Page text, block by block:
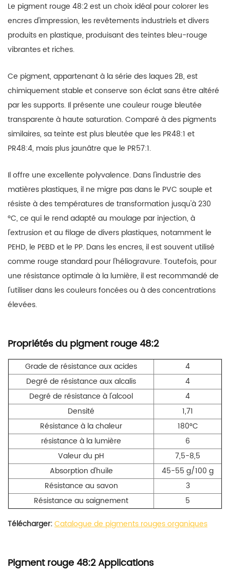
Le pigment rouge 48:2 est un choix idéal pour colorer les
encres d'impression, les revêtements industriels et divers
produits en plastique, produisant des teintes bleu-rouge
vibrantes et riches.
Ce pigment, appartenant à la série des laques 2B, est
chimiquement stable et conserve son éclat sans être altéré
par les supports. Il présente une couleur rouge bleutée
transparente à haute saturation. Comparé à des pigments
similaires, sa teinte est plus bleutée que les PR48:1 et
PR48:4, mais plus jaunâtre que le PR57:1.
Il offre une excellente polyvalence. Dans l'industrie des
matières plastiques, il ne migre pas dans le PVC souple et
résiste à des températures de transformation jusqu'à 230
°C, ce qui le rend adapté au moulage par injection, à
l'extrusion et au filage de divers plastiques, notamment le
PEHD, le PEBD et le PP. Dans les encres, il est souvent utilisé
comme rouge standard pour l'héliogravure. Toutefois, pour
une résistance optimale à la lumière, il est recommandé de
l'utiliser dans les couleurs foncées ou à des concentrations
élevées.
Propriétés du pigment rouge 48:2
Grade de résistance aux acides
4
Degré de résistance aux alcalis
4
Degré de résistance à l'alcool
4
Densité
1,71
Résistance à la chaleur
180°C
résistance à la lumière
6
Valeur du pH
7,5-8,5
Absorption d'huile
45-55 g/100 g
Résistance au savon
3
Résistance au saignement
5
Télécharger:Catalogue de pigments rouges organiques
Pigment rouge 48:2 Applications